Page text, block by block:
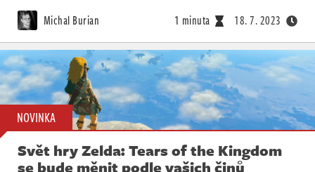
Michal Burian 1 minuta 18. 7. 2023
NOVINKA
Svět hry Zelda: Tears of the Kingdom
se bude měnit podle vašich činů